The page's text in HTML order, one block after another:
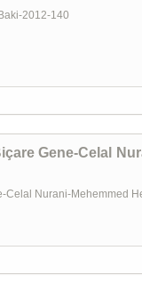
2012-140
Gene-Celal
Celal Nurani-Mehemmed